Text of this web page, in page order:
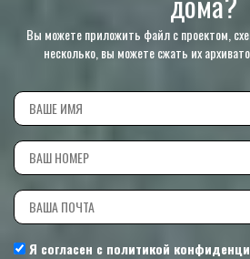
Вы можете приложить файл с проектом,
несколько, вы можете сжать их
Я согласен с политикой